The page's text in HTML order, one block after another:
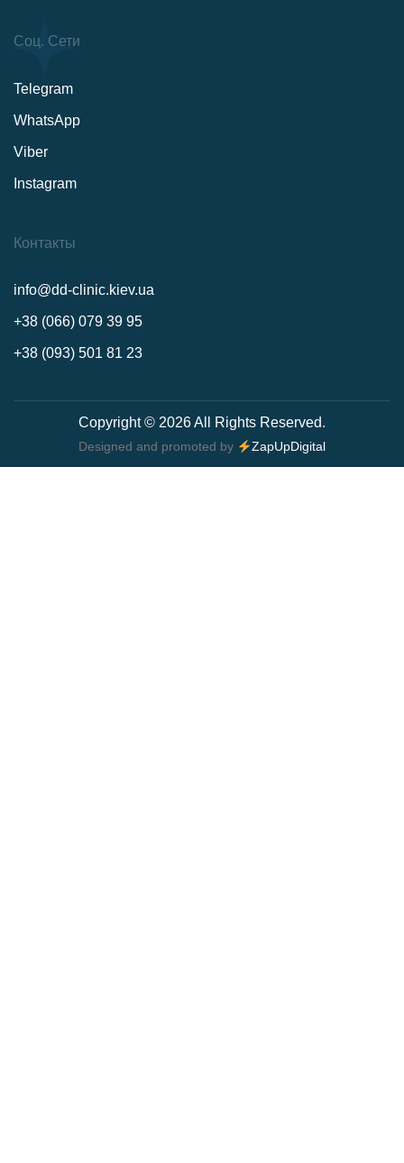
Соц. Сети
Telegram
WhatsApp
Viber
Instagram
Контакты
info@dd-clinic.kiev.ua
+38 (066) 079 39 95
+38 (093) 501 81 23
Copyright © 2026 All Rights Reserved.
Designed and promoted by ZapUpDigital